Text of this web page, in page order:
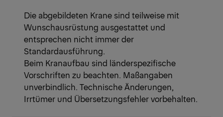
Die abgebildeten Krane sind teilweise mit
Wunschausrüstung ausgestattet und
entsprechen nicht immer der
Standardausführung.
Beim Kranaufbau sind länderspezifische
Vorschriften zu beachten. Maßangaben
unverbindlich. Technische Änderungen,
Irrtümer und Übersetzungsfehler vorbehalten.